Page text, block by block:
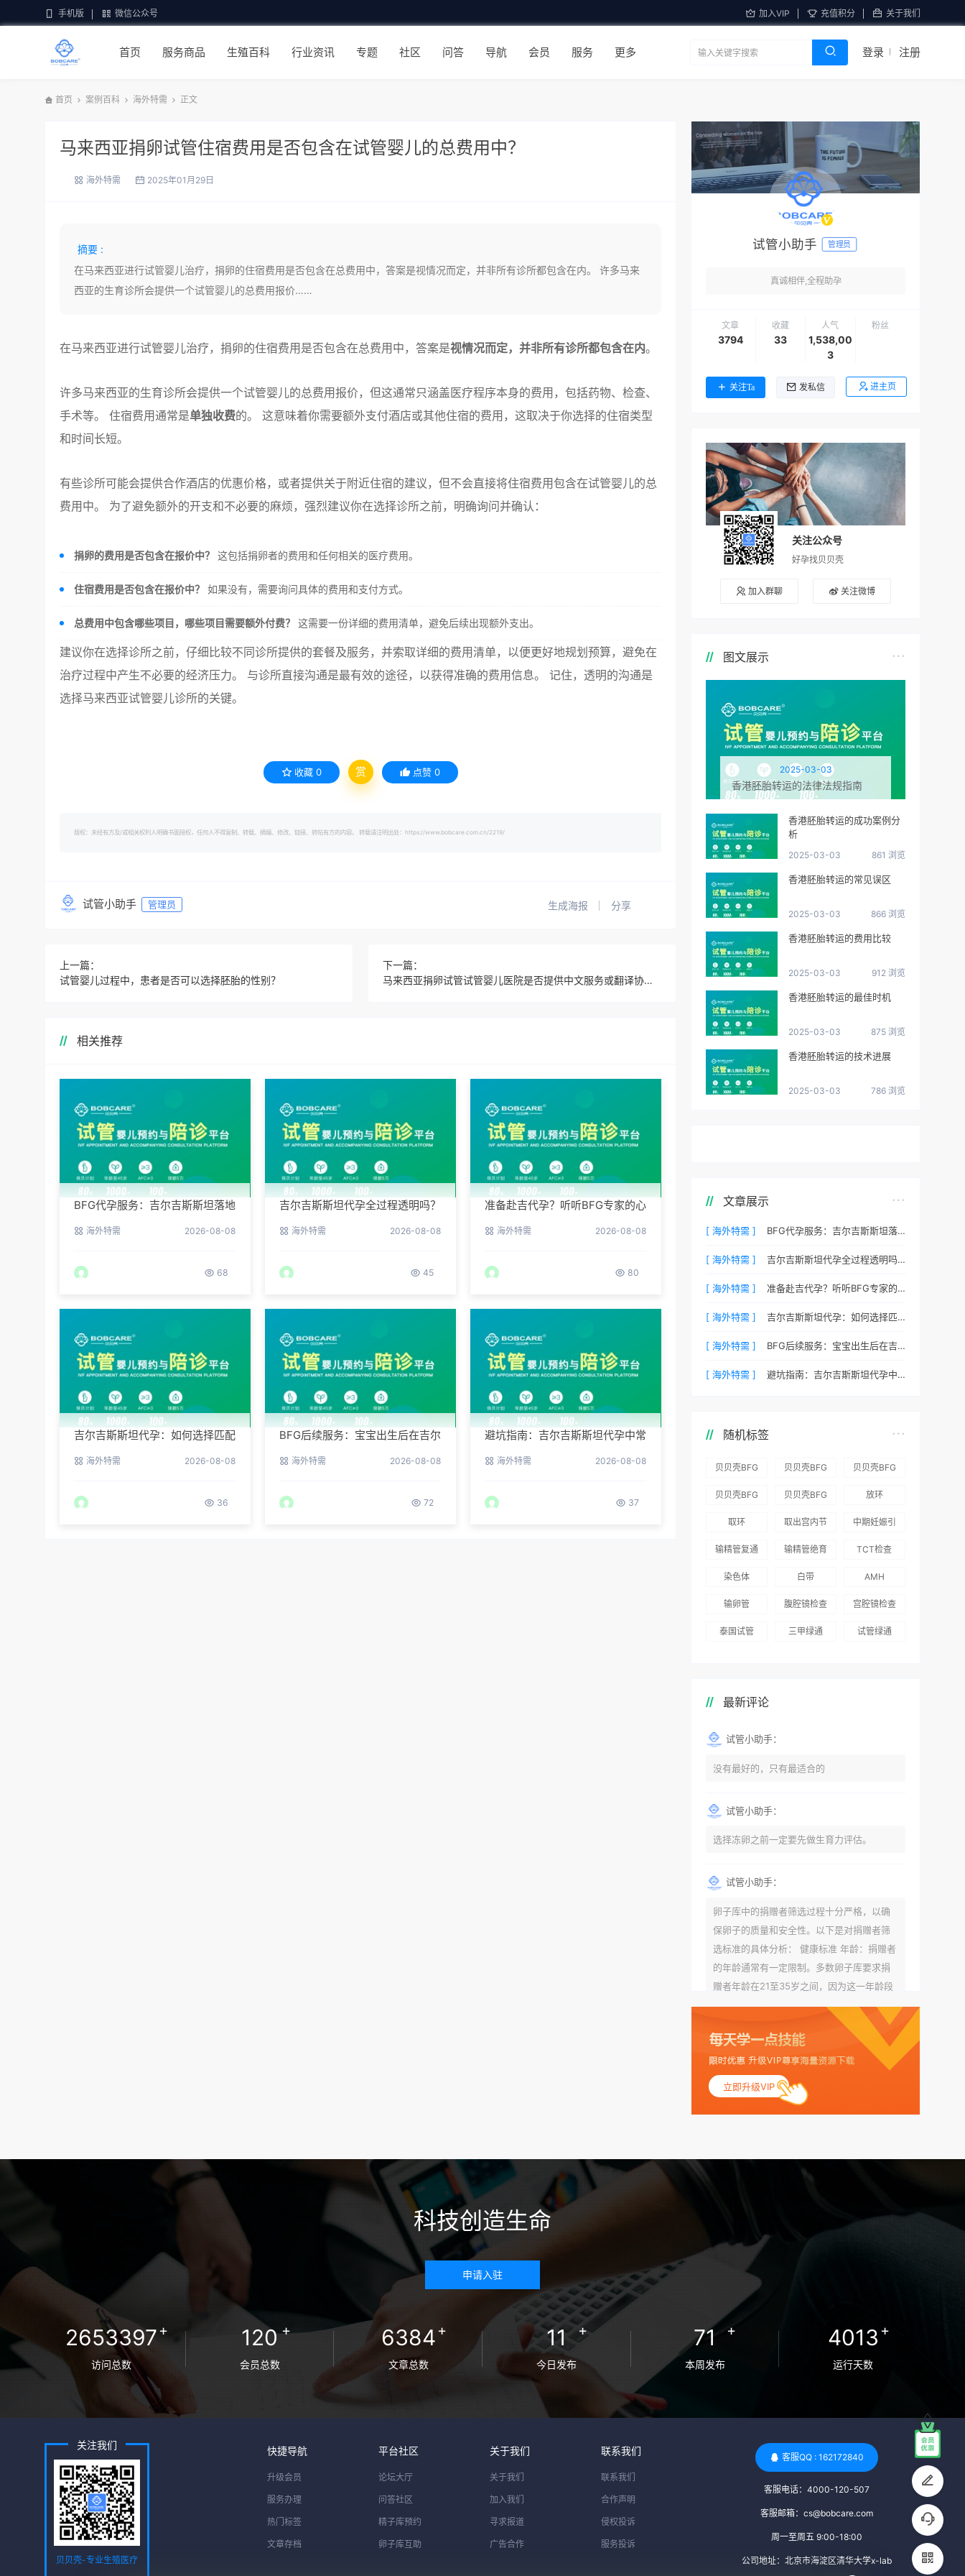
手机版 微信公众号 加入VIP 充值积分 关于我们
首页 服务商品 生殖百科 行业资讯 专题 社区 问答 导航 会员 服务 更多 登录 注册
首页 案例百科 海外特需 正文
马来西亚捐卵试管住宿费用是否包含在试管婴儿的总费用中？
海外特需 2025年01月29日
摘要 :
在马来西亚进行试管婴儿治疗，捐卵的住宿费用是否包含在总费用中，答案是视情况而定，并非所有诊所都包含在内。 许多马来
西亚的生育诊所会提供一个试管婴儿的总费用报价……
在马来西亚进行试管婴儿治疗，捐卵的住宿费用是否包含在总费用中，答案是视情况而定，并非所有诊所都包含在内。
许多马来西亚的生育诊所会提供一个试管婴儿的总费用报价，但这通常只涵盖医疗程序本身的费用，包括药物、检查、
手术等。 住宿费用通常是单独收费的。 这意味着你需要额外支付酒店或其他住宿的费用，这取决于你选择的住宿类型
和时间长短。
有些诊所可能会提供合作酒店的优惠价格，或者提供关于附近住宿的建议，但不会直接将住宿费用包含在试管婴儿的总
费用中。 为了避免额外的开支和不必要的麻烦，强烈建议你在选择诊所之前，明确询问并确认：
捐卵的费用是否包含在报价中？ 这包括捐卵者的费用和任何相关的医疗费用。
住宿费用是否包含在报价中？ 如果没有，需要询问具体的费用和支付方式。
总费用中包含哪些项目，哪些项目需要额外付费？ 这需要一份详细的费用清单，避免后续出现额外支出。
建议你在选择诊所之前，仔细比较不同诊所提供的套餐及服务，并索取详细的费用清单，以便更好地规划预算，避免在
治疗过程中产生不必要的经济压力。 与诊所直接沟通是最有效的途径，以获得准确的费用信息。 记住，透明的沟通是
选择马来西亚试管婴儿诊所的关键。
收藏 0 赏 点赞 0
版权：未经有方及/或相关权利人明确书面授权，任何人不得复制、转载、摘编、修改、链接、转帖有方的内容。 转载请注明出处：https://www.bobcare.com.cn/2219/
试管小助手 管理员 生成海报 分享
上一篇：
试管婴儿过程中，患者是否可以选择胚胎的性别？
下一篇：
马来西亚捐卵试管试管婴儿医院是否提供中文服务或翻译协助？
相关推荐
BFG代孕服务：吉尔吉斯斯坦落地
海外特需 2026-08-08
68
吉尔吉斯斯坦代孕全过程透明吗？
海外特需 2026-08-08
45
准备赴吉代孕？听听BFG专家的心
海外特需 2026-08-08
80
吉尔吉斯斯坦代孕：如何选择匹配
海外特需 2026-08-08
36
BFG后续服务：宝宝出生后在吉尔
海外特需 2026-08-08
72
避坑指南：吉尔吉斯斯坦代孕中常
海外特需 2026-08-08
37
试管小助手 管理员
真诚相伴,全程助孕
文章
3794
收藏
33
人气
1,538,00
3
粉丝
关注Ta 发私信 进主页
关注公众号
好孕找贝贝壳
加入群聊 关注微博
图文展示
2025-03-03
香港胚胎转运的法律法规指南
香港胚胎转运的成功案例分
析
2025-03-03 861 浏览
香港胚胎转运的常见误区
2025-03-03 866 浏览
香港胚胎转运的费用比较
2025-03-03 912 浏览
香港胚胎转运的最佳时机
2025-03-03 875 浏览
香港胚胎转运的技术进展
2025-03-03 786 浏览
文章展示
[ 海外特需 ] BFG代孕服务：吉尔吉斯斯坦落地后的接机与翻译安排
[ 海外特需 ] 吉尔吉斯斯坦代孕全过程透明吗？BFG客户后台详解
[ 海外特需 ] 准备赴吉代孕？听听BFG专家的心理调适建议
[ 海外特需 ] 吉尔吉斯斯坦代孕：如何选择匹配的捐赠者？
[ 海外特需 ] BFG后续服务：宝宝出生后在吉尔吉斯斯坦的体检与回国
[ 海外特需 ] 避坑指南：吉尔吉斯斯坦代孕中常见的五个陷阱
随机标签
贝贝壳BFG
坦就诊患者
贝贝壳BFG
96.3%，“医
得分最高
贝贝壳BFG
划”：抱娃
贝贝壳BFG
资源库志愿
贝贝壳BFG
海外辅助生
放环
取环
取出宫内节
中期妊娠引
输精管复通
输精管绝育
TCT检查
染色体 白带 AMH
输卵管 腹腔镜检查 宫腔镜检查
泰国试管 三甲绿通 试管绿通
最新评论
试管小助手：
没有最好的，只有最适合的
试管小助手：
选择冻卵之前一定要先做生育力评估。
试管小助手：
卵子库中的捐赠者筛选过程十分严格，以确
保卵子的质量和安全性。以下是对捐赠者筛
选标准的具体分析： 健康标准 年龄：捐赠者
的年龄通常有一定限制。多数卵子库要求捐
赠者年龄在21至35岁之间，因为这一年龄段
女性的卵子质量相对较高。不过，不同卵子
库的具体年龄要求可能有所不同。 身体质量
指数（BMI）：捐赠者的BMI通常需要在正常
范围内，以确保其身体健康状况良好。过高
的BMI可能与多种健康问题相关联，包括不孕
症和妊娠并发症。 生殖健康：捐赠者需要有
规律的月经期，无生殖障碍或异常问题。此
赠者及其家庭成员需要无严重的遗传病史、
传染病检查：捐赠者需要进行全面的传染病
检查，包括乙肝、丙肝、HIV、梅毒等。这些
检查旨在确保捐赠者未携带任何可传染给受
卵者的病原体。 药物与生活习惯：捐赠者需
要是非尼古丁使用者、非吸烟者、非吸毒
者，并且未使用可能影响卵子质量的药物，
如某些精神药物和避孕植入物。 学历与心理
标准 学历要求：部分卵子库对捐赠者的学历
为捐赠者，但这并不是绝对的筛选条件。 心
估，以确定其对捐赠过程的态度、理解可能
遇到的问题以及未来与受卵者的关系。这有
助于确保捐赠者在捐赠过程中保持积极的心
态，并理解其捐赠行为的意义。 其他标准 责
尊重预约和时间表。这有助于确保捐赠周期
立即升级VIP
科技创造生命
申请入驻
2653397+
访问总数
120+
会员总数
6384+
文章总数
11 +
今日发布
71 +
本周发布
4013 +
运行天数
关注我们
贝贝壳-专业生殖医疗
快捷导航
升级会员
服务办理
热门标签
文章存档
平台社区
论坛大厅
问答社区
精子库预约
卵子库互助
关于我们
关于我们
加入我们
寻求报道
广告合作
联系我们
联系我们
合作声明
侵权投诉
服务投诉
客服QQ : 162172840
客服电话：4000-120-507
客服邮箱：cs@bobcare.com
周一至周五 9:00-18:00
公司地址：北京市海淀区清华大学x-lab